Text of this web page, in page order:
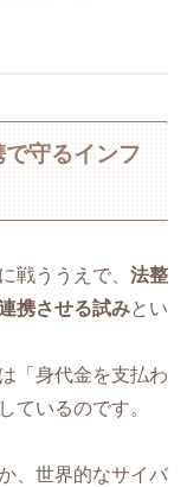
守るインフ
戦ううえで、 法整
携させる試みとい
「身代金を支払わ
ているのです。
、世界的なサイバ